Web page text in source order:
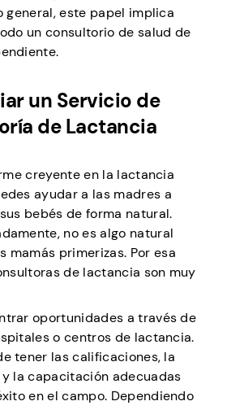
general, este papel implica
un consultorio de salud de
un Servicio de
de Lactancia
creyente en la lactancia
ayudar a las madres a
bebés de forma natural.
no es algo natural
mamás primerizas. Por esa
de lactancia son muy
oportunidades a través de
o centros de lactancia.
tener las calificaciones, la
la capacitación adecuadas
en el campo. Dependiendo